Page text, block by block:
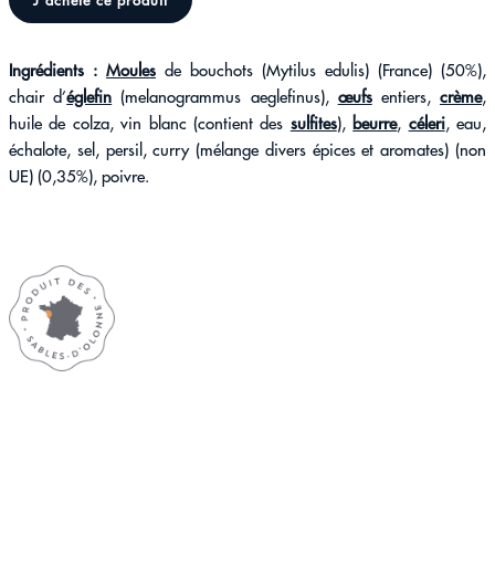
Ingrédients : Moules de bouchots (Mytilus edulis) (France) (50%),
chair d’églefin (melanogrammus aeglefinus), œufs entiers,crème,
huile de colza, vin blanc (contient des sulfites),beurre, céleri, eau,
échalote, sel, persil, curry (mélange divers épices et aromates) (non
UE) (0,35%), poivre.